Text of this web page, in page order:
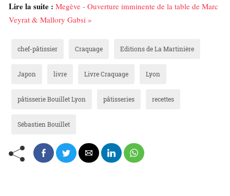
Lire la suite : Megève - Ouverture imminente de la table de Marc
Veyrat & Mallory Gabsi »
chef-pâtissier Craquage Editions de La Martinière
Japon livre Livre Craquage Lyon
pâtisserie Bouillet Lyon pâtisseries recettes
Sébastien Bouillet